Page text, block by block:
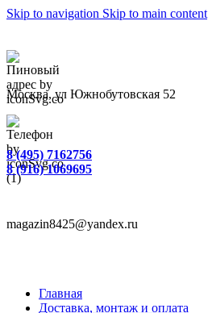
Skip to navigation Skip to main content
Москва, ул Южнобутовская 52
8 (495) 7162756
8 (916) 1069695
magazin8425@yandex.ru
Главная
Доставка, монтаж и оплата